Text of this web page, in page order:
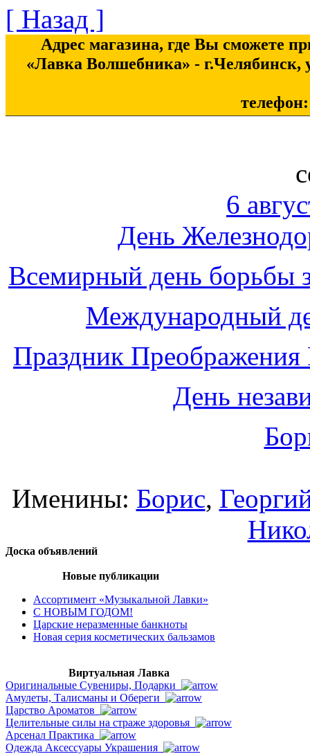
[ Назад ]
Адрес магазина, где Вы сможете
«Лавка Волшебника» - г.Челябинск,
6
День
Всемирный день борьбы
Международный
Праздник Преображения
День
Именины: Борис,
Доска объявлений
Новые публикации
Ассортимент «Музыкальной Лавки»
С НОВЫМ ГОДОМ!
Царские неразменные банкноты
Новая серия косметических бальзамов
Виртуальная Лавка
Оригинальные Сувениры, Подарки
Амулеты, Талисманы и Обереги
Царство Ароматов
Целительные силы на страже здоровья
Арсенал Практика
Одежда Аксессуары Украшения